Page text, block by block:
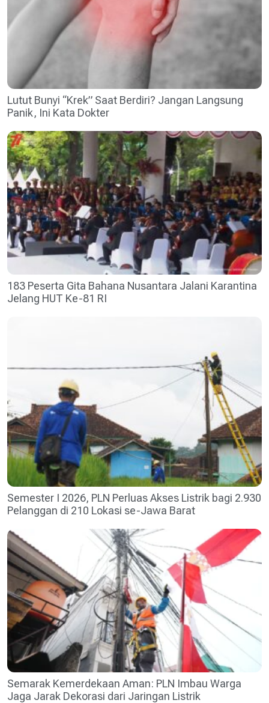
Lutut Bunyi “Krek” Saat Berdiri? Jangan Langsung
Panik, Ini Kata Dokter
183 Peserta Gita Bahana Nusantara Jalani Karantina
Jelang HUT Ke-81 RI
Semester I 2026, PLN Perluas Akses Listrik bagi 2.930
Pelanggan di 210 Lokasi se-Jawa Barat
Semarak Kemerdekaan Aman: PLN Imbau Warga
Jaga Jarak Dekorasi dari Jaringan Listrik